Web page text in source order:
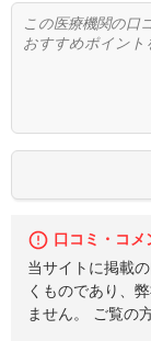
口コミ・コ
当サイトに掲載
くものであり、
ません。 ご覧の